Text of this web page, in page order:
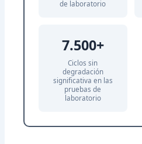
de laboratorio
7.500+
Ciclos sin
degradación
significativa en las
pruebas de
laboratorio